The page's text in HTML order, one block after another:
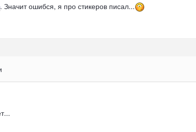
. Значит ошибся, я про стикеров писал...